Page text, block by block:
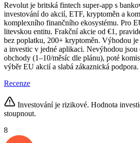
Revolut je britská fintech super-app s
investování do akcií, ETF, kryptoměn a
komplexního finančního ekosystému. Pro
litevskou entitu. Frakční akcie od €1,
bez poplatku, 200+ kryptoměn. Výhodou
a investic v jedné aplikaci. Nevýhodou jsou
obchody (1–10/měsíc dle plánu), poté
výběr EU akcií a slabá zákaznická podpora.
Recenze
Investování je rizikové. Hodnota
stoupnout.
8